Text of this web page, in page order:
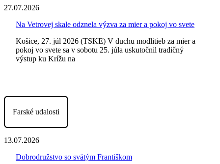
27.07.2026
Na Vetrovej skale odznela výzva za mier a pokoj vo svete
Košice, 27. júl 2026 (TSKE) V duchu modlitieb za mier a
pokoj vo svete sa v sobotu 25. júla uskutočnil tradičný
výstup ku Krížu na
Farské udalosti
13.07.2026
Dobrodružstvo so svätým Františkom